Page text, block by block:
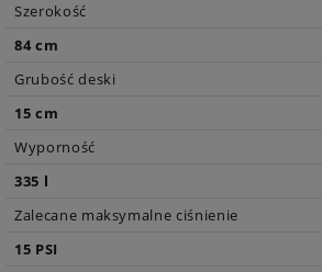
Szerokość
84 cm
Grubość deski
15 cm
Wyporność
335 l
Zalecane maksymalne ciśnienie
15 PSI